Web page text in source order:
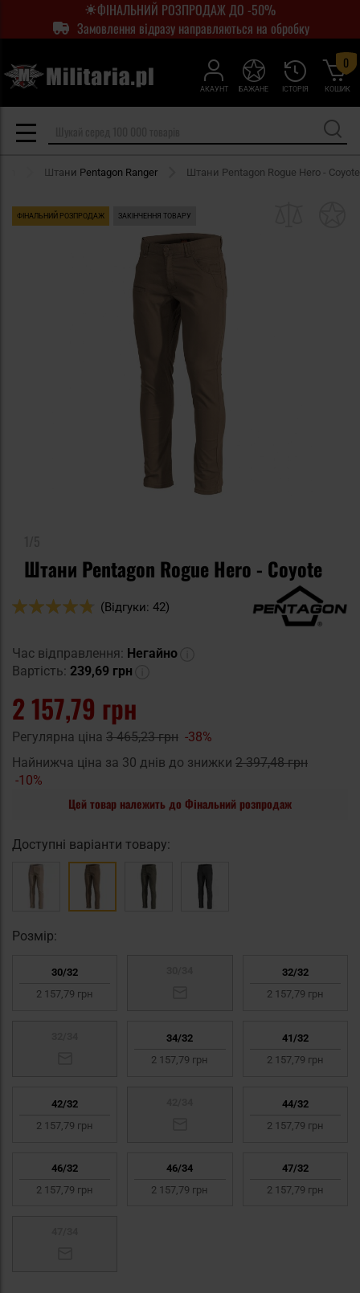
ФІНАЛЬНИЙ РОЗПРОДАЖ ДО -50%
Замовлення відразу направляються на обробку
АКАУНТ ІСТОРІЯ
БАЖАНЕ КОШИК
0
Штани Pentagon Ranger Штани Pentagon Rogue Hero - Coyote
ФІНАЛЬНИЙ РОЗПРОДАЖ ЗАКІНЧЕННЯ ТОВАРУ
Штани Pentagon Rogue Hero - Coyote
Оцінка:
(Відгуки: 42)
Час відправлення: Негайно
Вартість: 239,69 грн
2 157,79 грн
Регулярна ціна 3 465,23 грн -38%
Найнижча ціна за 30 днів до знижки 2 397,48 грн
-10%
Цей товар належить до Фінальний розпродаж
Доступні варіанти товару:
Pозмір:
30/32
2 157,79 грн
32/32
2 157,79 грн
34/32
2 157,79 грн
41/32
2 157,79 грн
42/32
2 157,79 грн
44/32
2 157,79 грн
46/32
2 157,79 грн
46/34
2 157,79 грн
47/32
2 157,79 грн